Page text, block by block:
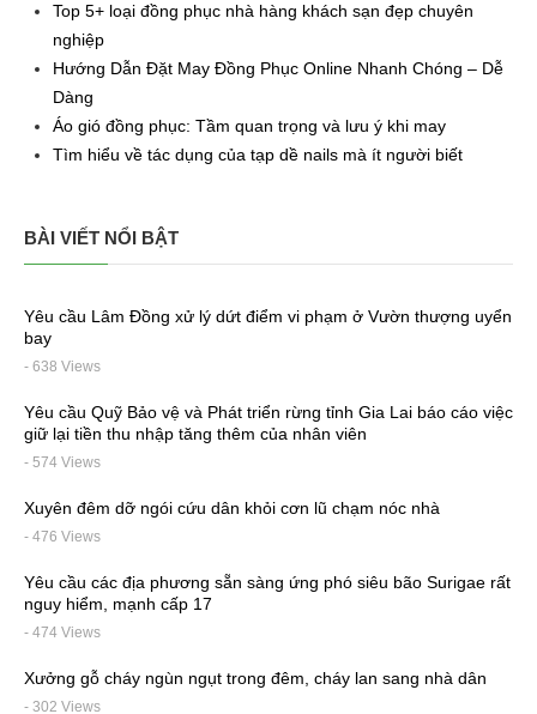
Top 5+ loại đồng phục nhà hàng khách sạn đẹp chuyên
nghiệp
Hướng Dẫn Đặt May Đồng Phục Online Nhanh Chóng – Dễ
Dàng
Áo gió đồng phục: Tầm quan trọng và lưu ý khi may
Tìm hiểu về tác dụng của tạp dề nails mà ít người biết
BÀI VIẾT NỔI BẬT
Yêu cầu Lâm Đồng xử lý dứt điểm vi phạm ở Vườn thượng uyển
bay
- 638 Views
Yêu cầu Quỹ Bảo vệ và Phát triển rừng tỉnh Gia Lai báo cáo việc
giữ lại tiền thu nhập tăng thêm của nhân viên
- 574 Views
Xuyên đêm dỡ ngói cứu dân khỏi cơn lũ chạm nóc nhà
- 476 Views
Yêu cầu các địa phương sẵn sàng ứng phó siêu bão Surigae rất
nguy hiểm, mạnh cấp 17
- 474 Views
Xưởng gỗ cháy ngùn ngụt trong đêm, cháy lan sang nhà dân
- 302 Views